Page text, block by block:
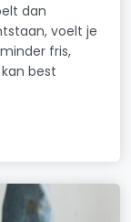
dan
voelt je
fris,
best